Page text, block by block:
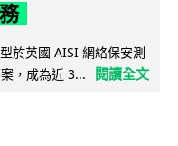
於英國 AISI 網絡保安測
，成為近 3...
閱讀全文